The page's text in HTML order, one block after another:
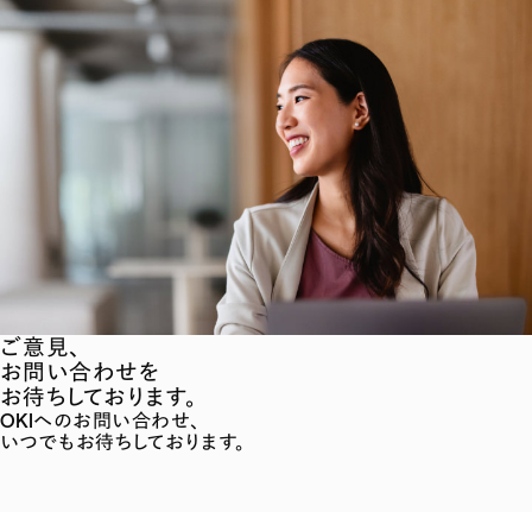
ご意見、
お問い合わせを
お待ちしております。
OKIへのお問い合わせ、
いつでもお待ちしております。